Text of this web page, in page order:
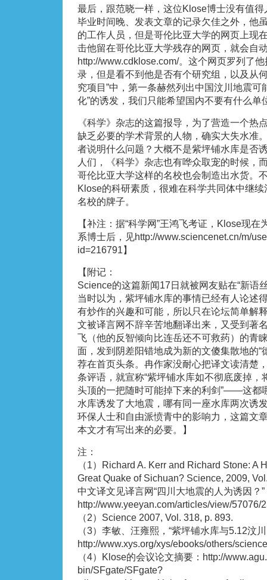
最后，跟范晓一样，这位Klose博士没有值
毕业时间晚、发表文章的记录欠佳之外，他
的工作人员，但是哥伦比亚大学的网页上现
击他留在哥伦比亚大学残存的网页，就会自
http://www.cdklose.com/。这个网页罗列了
录，但是看不到他是否有个研究组，以及从
究项目”中，第一条赫然列出中国汶川地震可
化”的诱发，我们只能希望国内不要有什么单
《科学》杂志的这篇报导，为了营造一个热
缺乏必要的学术背景的人物，确实大失水准
者说明什么问题？大概不是紫坪铺水库是否
人们，《科学》杂志也有哗众取宠的时候，
哥伦比亚大学这样的名校也会制造出水货。
Klose的科研素质，很难在科学共同体中继
名校的牌子。
【补注：据“科学网”王鸿飞考证，Klose现
系博士后，见http://www.sciencenet.cn/m/
id=216791】
【附记：
Science的这篇新闻17日就被网友贴在“新语
当时以为，紫坪铺水库的事情已经有人论述
有炒作的兴趣和可能，所以只在论坛简单解
文被译言网不辞辛苦地翻译出来，又受到著
飞（他的反智倾向比连岳还不可救药）的青
面，发到阴差阳错地成为新的文傻集散地的“
荐在首页头条。冉作家没耐心把译文读清楚
条评语，就宣称“紫坪铺水库如不彻底废掉，
头顶的一把随时可能掉下来的利剑”——这都
水库诱发了大地震，哪有同一座水库两次诱
环保人士和自由派愤青中的影响力，这篇文
本文才有写出来的必要。】
注：
（1）Richard A. Kerr and Richard Stone: A
Great Quake of Sichuan? Science, 2009,
中文译文见译言网“四川大地震的人为诱因？”
http://www.yeeyan.com/articles/view/57076/
（2）Science 2007, Vol. 318, p. 893.
（3）李敏、汪雍熙，“紫坪铺水库与5.12汶
http://www.xys.org/xys/ebooks/others/
（4）Klose的会议论文摘要：http://
bin/SFgate/SFgate?